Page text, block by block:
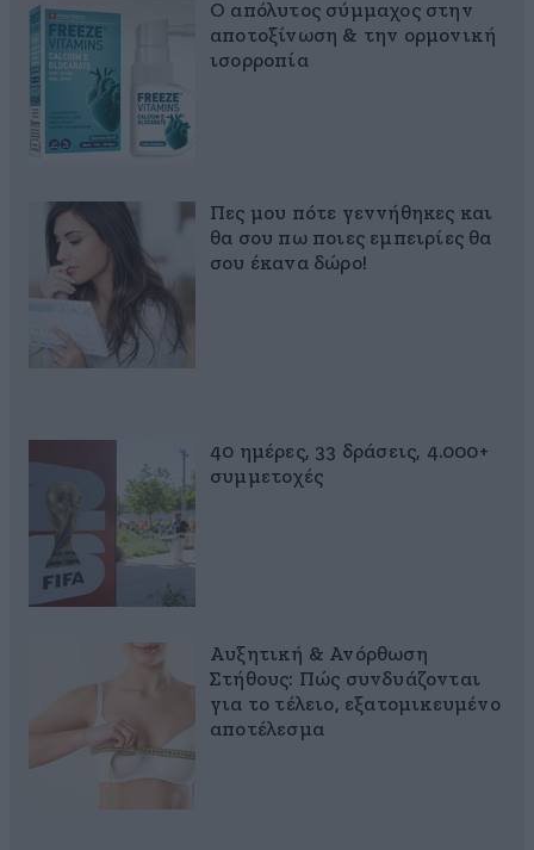
Ο απόλυτος σύμμαχος στην
αποτοξίνωση & την ορμονική
ισορροπία
Πες μου πότε γεννήθηκες και
θα σου πω ποιες εμπειρίες θα
σου έκανα δώρο!
40 ημέρες, 33 δράσεις, 4.000+
συμμετοχές
Αυξητική & Ανόρθωση
Στήθους: Πώς συνδυάζονται
για το τέλειο, εξατομικευμένο
αποτέλεσμα